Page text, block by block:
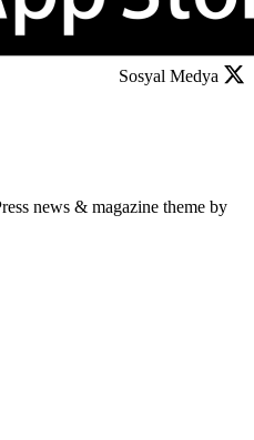
Sosyal Medya
news & magazine theme by